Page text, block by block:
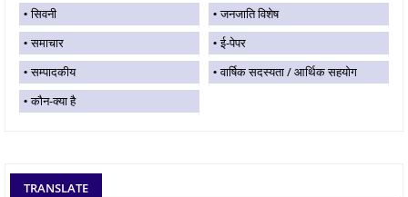
सिवनी
जनजाति विशेष
समाचार
ई-पेपर
सम्पादकीय
वार्षिक सदस्यता / आर्थिक सहयोग
कौन-क्या है
TRANSLATE